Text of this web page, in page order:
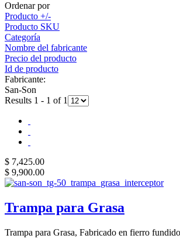
Ordenar por
Producto +/-
Producto SKU
Categoría
Nombre del fabricante
Precio del producto
Id de producto
Fabricante:
San-Son
Results 1 - 1 of 1
$ 7,425.00
$ 9,900.00
Trampa para Grasa
Trampa para Grasa, Fabricado en fierro